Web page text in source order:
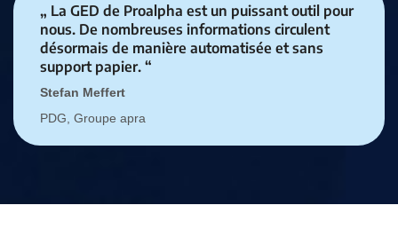
„ La GED de Proalpha est un puissant outil pour
nous. De nombreuses informations circulent
désormais de manière automatisée et sans
support papier. “
Stefan Meffert
PDG, Groupe apra